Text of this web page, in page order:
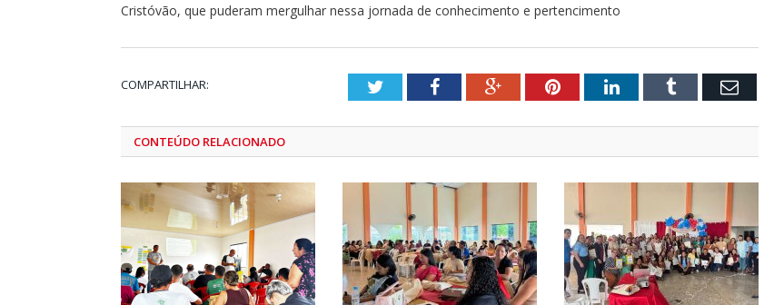
Cristóvão, que puderam mergulhar nessa jornada de conhecimento e pertencimento
COMPARTILHAR: TwitterFacebookGoogle+PinterestLinkedInTumblr Email
CONTEÚDO RELACIONADO